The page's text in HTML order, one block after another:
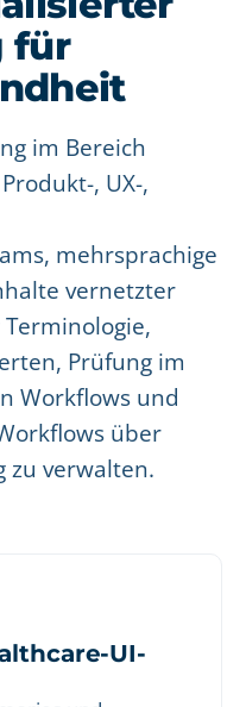
für
im Bereich
, UX-,
mehrsprachige
vernetzter
Prüfung im
Workflows und
über
zu verwalten.
UI-